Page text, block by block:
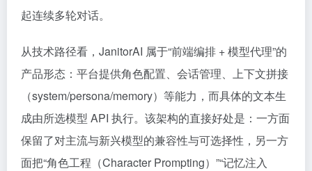
起连续多轮对话。
从技术路径看，JanitorAI 属于“前端编排 + 模型代理”的
产品形态：平台提供角色配置、会话管理、上下文拼接
（system/persona/memory）等能力，而具体的文本生
成由所选模型 API 执行。该架构的直接好处是：一方面
保留了对主流与新兴模型的兼容性与可选择性，另一方
面把“角色工程（Character Prompting）”“记忆注入